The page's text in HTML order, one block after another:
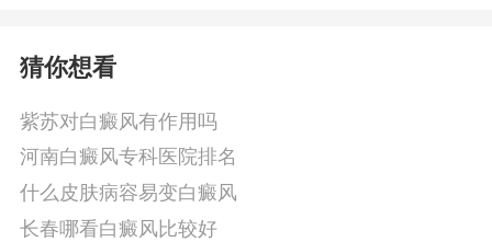
猜你想看
紫苏对白癜风有作用吗
河南白癜风专科医院排名
什么皮肤病容易变白癜风
长春哪看白癜风比较好